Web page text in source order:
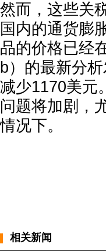
然而，这些关
国内的通货膨
品的价格已经
b）的最新分
减少1170美元
问题将加剧，
情况下。
相关新闻